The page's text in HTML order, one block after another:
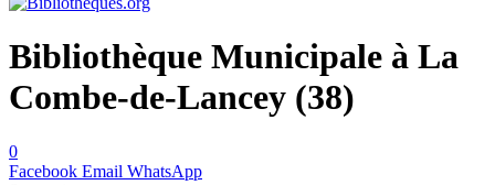
Bibliothèque Municipale à La
Combe-de-Lancey (38)
0
Facebook Email WhatsApp